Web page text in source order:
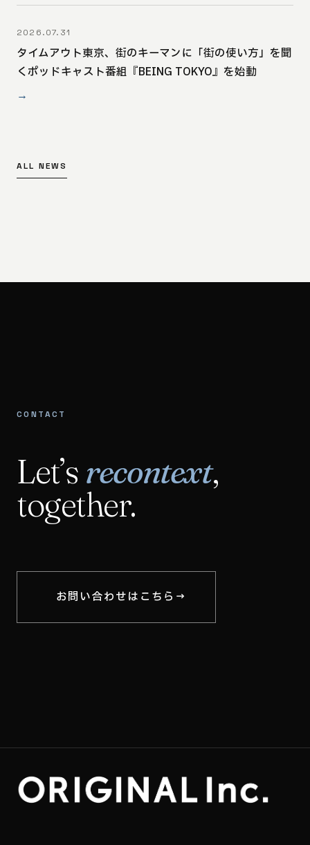
2026.07.31
タイムアウト東京、街のキーマンに「街の使い方」を聞
くポッドキャスト番組『BEING TOKYO』を始動
→
ALL NEWS
CONTACT
Let’s recontext,
together.
お問い合わせはこちら